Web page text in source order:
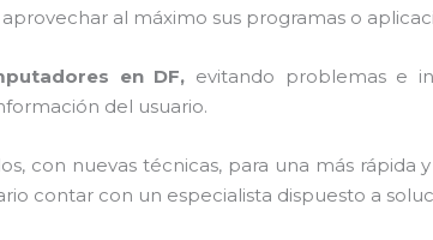
al máximo sus programas o
en DF, evitando problemas e
del usuario.
con nuevas técnicas, para una más rápida
contar con un especialista dispuesto a